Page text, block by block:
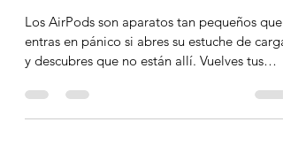
¿Cómo encontrar mis
AirPods?
Los AirPods son aparatos tan pequeños que
entras en pánico si abres su estuche de carga